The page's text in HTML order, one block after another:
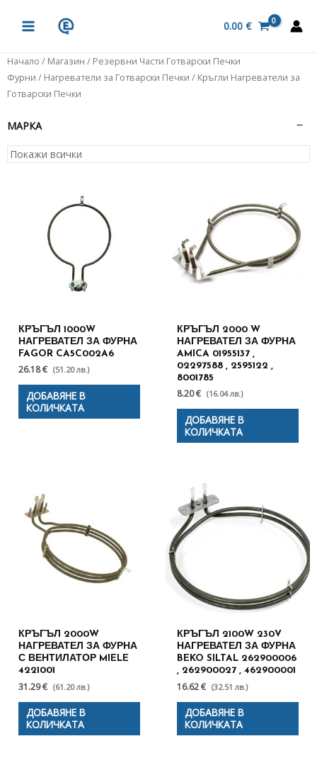
MENU
0.00 €
Начало / Магазин / Резервни Части Готварски Печки
Фурни / Нагреватели за Готварски Печки / Кръгли Нагреватели за
Готварски Печки
МАРКА
КРЪГЪЛ 1000W
НАГРЕВАТЕЛ ЗА ФУРНА
FAGOR CA5C002A6
26.18 € (51.20 лв.)
ДОБАВЯНЕ В
КОЛИЧКАТА
КРЪГЪЛ 2000 W
НАГРЕВАТЕЛ ЗА ФУРНА
AMICA 01955137 ,
02297588 , 2595122 ,
8001785
8.20 € (16.04 лв.)
ДОБАВЯНЕ В
КОЛИЧКАТА
КРЪГЪЛ 2000W
НАГРЕВАТЕЛ ЗА ФУРНА
С ВЕНТИЛАТОР MIELE
4221001
31.29 € (61.20 лв.)
ДОБАВЯНЕ В
КОЛИЧКАТА
КРЪГЪЛ 2100W 230V
НАГРЕВАТЕЛ ЗА ФУРНА
BEKO SILTAL 262900006
, 262900027 , 462900001
16.62 € (32.51 лв.)
ДОБАВЯНЕ В
КОЛИЧКАТА